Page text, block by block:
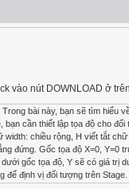
vào nút DOWNLOAD ở trên
bài này, bạn sẽ tìm hiểu
cần thiết lập tọa độ cho
chiều rộng, H viết tắt
đứng. Gốc tọa độ X=0, Y=0
gốc tọa độ, Y sẽ có giá trị
định vị đối tượng trên